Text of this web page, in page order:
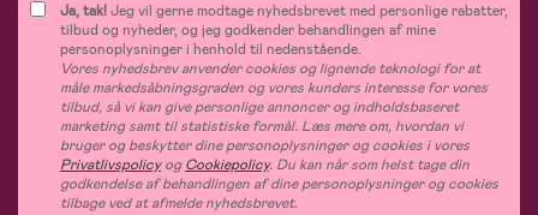
Ja, tak!Jeg vil gerne modtage nyhedsbrevet med personlige rabatter,
tilbud og nyheder, og jeg godkender behandlingen af mine
personoplysninger i henhold til nedenstående.
Vores nyhedsbrev anvender cookies og lignende teknologi for at
måle markedsåbningsgraden og vores kunders interesse for vores
tilbud, så vi kan give personlige annoncer og indholdsbaseret
marketing samt til statistiske formål. Læs mere om, hvordan vi
bruger og beskytter dine personoplysninger og cookies i vores
PrivatlivspolicyogCookiepolicy. Du kan når som helst tage din
godkendelse af behandlingen af dine personoplysninger og cookies
tilbage ved at afmelde nyhedsbrevet.